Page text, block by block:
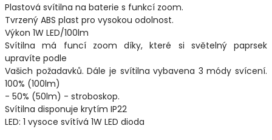
Plastová svítilna na baterie s funkcí zoom.
Tvrzený ABS plast pro vysokou odolnost.
Výkon 1W LED/100lm
Svítilna má funcí zoom díky, které si světelný paprsek
upravíte podle
Vašich požadavků. Dále je svítilna vybavena 3 módy svícení.
100% (100lm)
- 50% (50lm) - stroboskop.
Svítilna disponuje krytím IP22
LED: 1 vysoce svítívá 1W LED dioda